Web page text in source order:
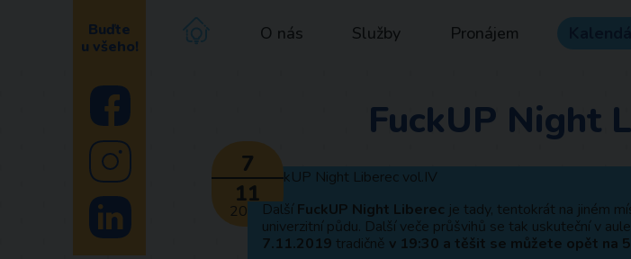
Buďte
u všeho!
O nás Služby Pronájem
FuckUP Night
7
11
2019DalšíFuckUP Night Liberec je tady, tentokrát na jiném
univerzitní půdu. Další veče průšvihů se tak uskuteční v
7.11.2019 tradičně v 19:30 a těšit se můžete opět na